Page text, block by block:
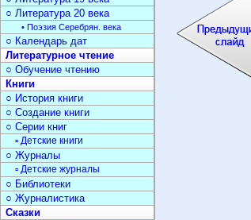
○ Литература 20 века
• Поэзия Серебрян. века
○ Календарь дат
Литературное чтение
○ Обучение чтению
Книги
○ История книги
○ Создание книги
○ Серии книг
▫ Детские книги
○ Журналы
▫ Детские журналы
○ Библиотеки
○ Журналистика
Сказки